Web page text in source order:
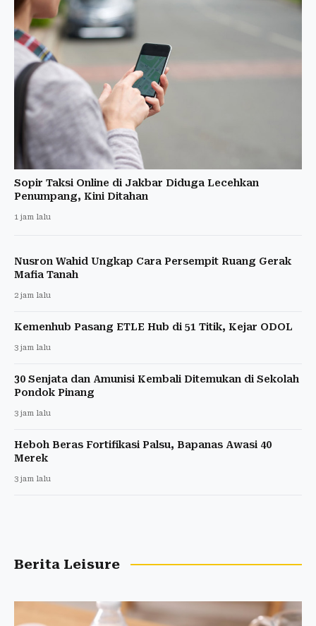
Sopir Taksi Online di Jakbar Diduga Lecehkan
Penumpang, Kini Ditahan
1 jam lalu
Nusron Wahid Ungkap Cara Persempit Ruang Gerak
Mafia Tanah
2 jam lalu
Kemenhub Pasang ETLE Hub di 51 Titik, Kejar ODOL
3 jam lalu
30 Senjata dan Amunisi Kembali Ditemukan di Sekolah
Pondok Pinang
3 jam lalu
Heboh Beras Fortifikasi Palsu, Bapanas Awasi 40
Merek
3 jam lalu
Berita Leisure